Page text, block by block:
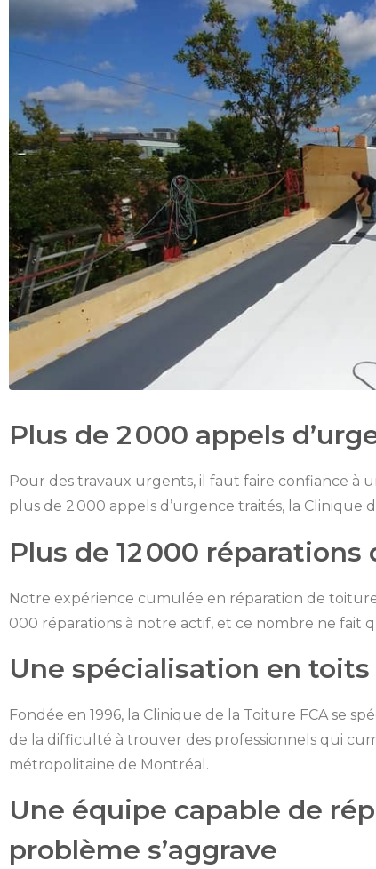
Plus de 2 000 appels
Pour des travaux urgents, il faut faire confiance à
plus de 2 000 appels d’urgence traités, la Clinique
Plus de 12 000
Notre expérience cumulée en réparation de
000 réparations à notre actif, et ce nombre ne fait
Une spécialisation en
Fondée en 1996, la Clinique de la Toiture FCA se
de la difficulté à trouver des professionnels qui
métropolitaine de Montréal.
Une équipe capable de
problème s’aggrave